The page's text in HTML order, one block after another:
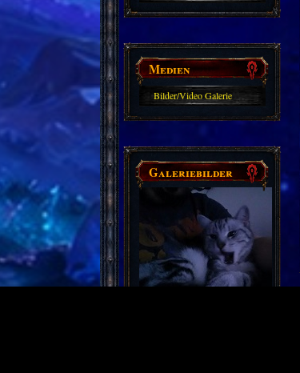
Medien
Bilder/Video Galerie
Galeriebilder